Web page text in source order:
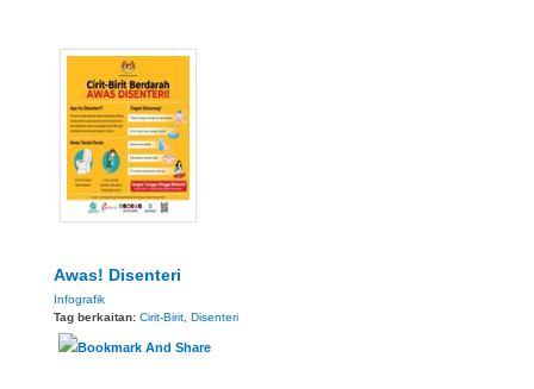
Awas! Disenteri
Infografik
Tag berkaitan: Cirit-Birit, Disenteri